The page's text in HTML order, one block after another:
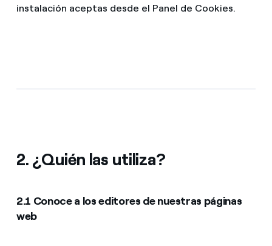
instalación aceptas desde el Panel de Cookies.
2. ¿Quién las utiliza?
2.1 Conoce a los editores de nuestras páginas
web